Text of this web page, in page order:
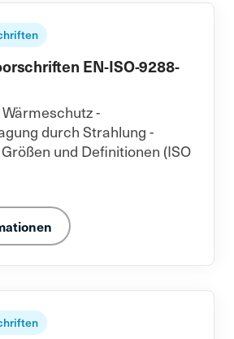
EN-ISO-9288-
-
durch Strahlung -
und Definitionen (ISO